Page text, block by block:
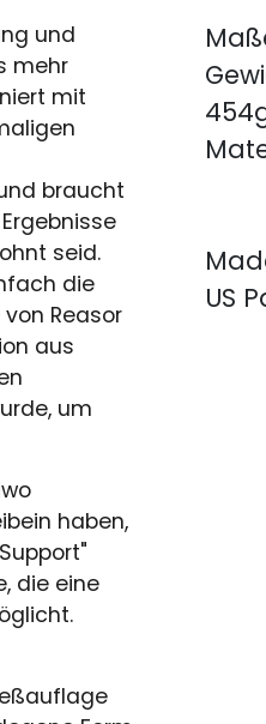
und
mehr
mit
braucht
seid.
die
Reasor
aus
um
haben,
die eine
US